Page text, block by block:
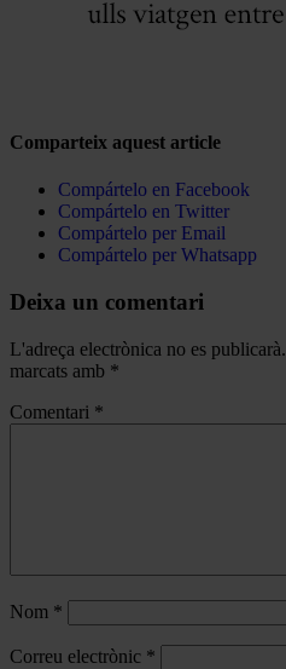
Comparteix aquest article
Compártelo en Facebook
Compártelo en Twitter
Compártelo per Email
Compártelo per Whatsapp
Deixa un comentari
L'adreça electrònica no es publicarà.
marcats amb *
Comentari *
Nom *
Correu electrònic *